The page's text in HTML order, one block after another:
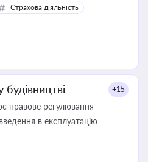
Страхова діяльність
+15
правове регулювання
в експлуатацію